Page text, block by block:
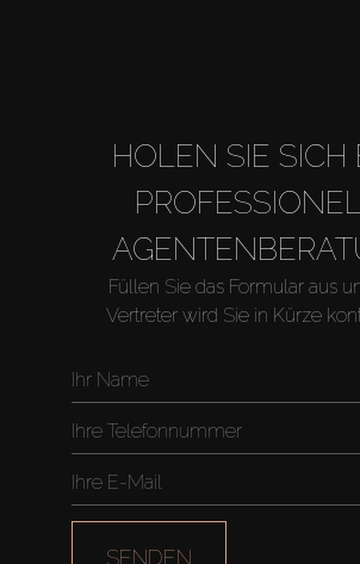
Miete
Verkaufen
HOLEN SIE SICH
Füllen Sie das Formular aus
Vertreter wird Sie in Kürze
SENDEN